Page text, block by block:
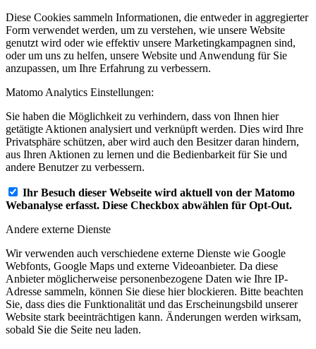
Diese Cookies sammeln Informationen, die entweder in aggregierter
Form verwendet werden, um zu verstehen, wie unsere Website
genutzt wird oder wie effektiv unsere Marketingkampagnen sind,
oder um uns zu helfen, unsere Website und Anwendung für Sie
anzupassen, um Ihre Erfahrung zu verbessern.
Matomo Analytics Einstellungen:
Sie haben die Möglichkeit zu verhindern, dass von Ihnen hier
getätigte Aktionen analysiert und verknüpft werden. Dies wird Ihre
Privatsphäre schützen, aber wird auch den Besitzer daran hindern,
aus Ihren Aktionen zu lernen und die Bedienbarkeit für Sie und
andere Benutzer zu verbessern.
Ihr Besuch dieser Webseite wird aktuell von der Matomo
Webanalyse erfasst. Diese Checkbox abwählen für Opt-Out.
Andere externe Dienste
Wir verwenden auch verschiedene externe Dienste wie Google
Webfonts, Google Maps und externe Videoanbieter. Da diese
Anbieter möglicherweise personenbezogene Daten wie Ihre IP-
Adresse sammeln, können Sie diese hier blockieren. Bitte beachten
Sie, dass dies die Funktionalität und das Erscheinungsbild unserer
Website stark beeinträchtigen kann. Änderungen werden wirksam,
sobald Sie die Seite neu laden.